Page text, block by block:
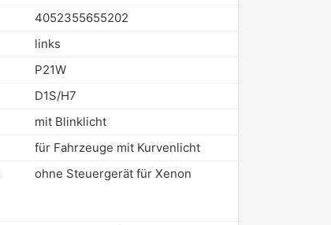
4052355655202
links
P21W
D1S/H7
mit Blinklicht
für Fahrzeuge mit Kurvenlicht
ohne Steuergerät für Xenon